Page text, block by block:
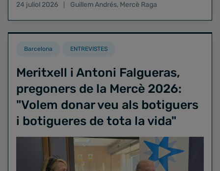
24 juliol 2026
Guillem Andrés, Mercè Raga
Barcelona ENTREVISTES
Meritxell i Antoni Falgueras,
pregoners de la Mercè 2026:
"Volem donar veu als botiguers
i botigueres de tota la vida"